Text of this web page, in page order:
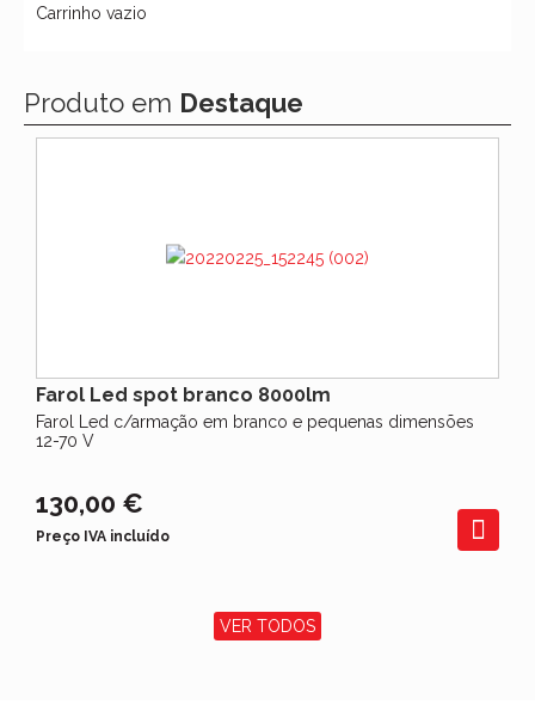
Carrinho vazio
Produto em Destaque
Farol Led spot branco 8000lm
Farol Led c/armação em branco e pequenas dimensões
12-70 V
130,00 €
Preço IVA incluído
VER TODOS